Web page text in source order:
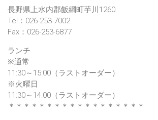
長野県上水内郡飯綱町芋川1260
Tel：026-253-7002
Fax：026-253-6877
ランチ
※通常
11:30～15:00（ラストオーダー）
※火曜日
11:30～14:00（ラストオーダー）
＊＊＊＊＊＊＊＊＊＊＊＊＊＊＊＊＊＊